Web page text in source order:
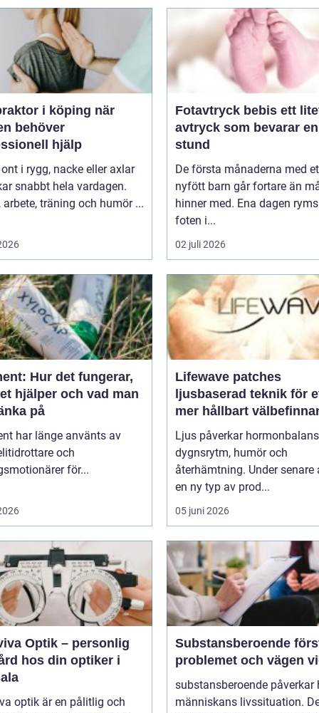
i köping när
behöver
hjälp
i rygg, nacke eller axlar
snabbt hela vardagen.
arbete, träning och humör ...
Fotavtryck bebis ett litet
avtryck som bevarar
stund
De första månaderna med
nyfött barn går fortare än
hinner med. Ena dagen
foten i...
02 juli 2026
Hur det fungerar,
hjälper och vad man
på
har länge använts av
och
för...
Lifewave patches
ljusbaserad teknik för
mer hållbart
Ljus påverkar
dygnsrytm, humör och
återhämtning. Under senare
en ny typ av prod...
05 juni 2026
Optik – personlig
hos din optiker i
optik är en pålitlig och
Substansberoende förstå
problemet och vägen
substansberoende påverkar
människans livssituation.